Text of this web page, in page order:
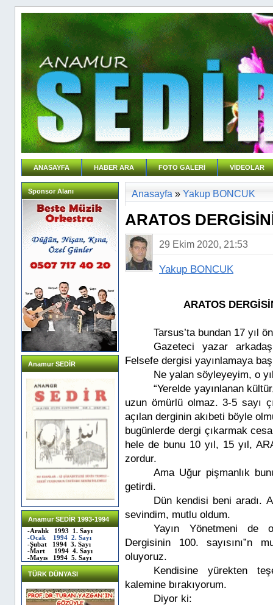
ANASAYFA HABER ARA FOTO GALERİ VİDEOLAR
Sponsor Alanı
Anamur SEDİR
Anamur SEDİR 1993-1994
-Aralık 1993 1. Sayı
-Ocak 1994 2. Sayı
-Şubat 1994 3. Sayı
-Mart 1994 4. Sayı
-Mayıs 1994 5. Sayı
TÜRK DÜNYASI
Anasayfa » Yakup BONCUK
ARATOS
29 Ekim 2020, 21:53
Yakup BONCUK
ARATOS
Tarsus’ta bundan 17 yıl
Gazeteci yazar
Felsefe dergisi yayınlamaya
Ne yalan söyleyeyim, o
“Yerelde yayınlanan
uzun ömürlü olmaz. 3-5 sayı
açılan derginin akıbeti böyle
bugünlerde dergi çıkarmak
hele de bunu 10 yıl, 15 yıl,
zordur.
Ama Uğur pişmanlık
getirdi.
Dün kendisi beni aradı.
sevindim, mutlu oldum.
Yayın Yönetmeni de
Dergisinin 100. sayısını”n
oluyoruz.
Kendisine yürekten
kalemine bırakıyorum.
Diyor ki: